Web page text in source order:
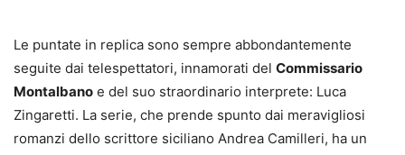
Le puntate in replica sono sempre abbondantemente
seguite dai telespettatori, innamorati del Commissario
Montalbano e del suo straordinario interprete: Luca
Zingaretti. La serie, che prende spunto dai meravigliosi
romanzi dello scrittore siciliano Andrea Camilleri, ha un